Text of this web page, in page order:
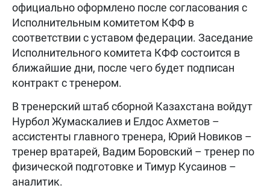
официально оформлено после согласования с
Исполнительным комитетом КФФ в
соответствии с уставом федерации. Заседание
Исполнительного комитета КФФ состоится в
ближайшие дни, после чего будет подписан
контракт с тренером.
В тренерский штаб сборной Казахстана войдут
Нурбол Жумаскалиев и Елдос Ахметов –
ассистенты главного тренера, Юрий Новиков –
тренер вратарей, Вадим Боровский – тренер по
физической подготовке и Тимур Кусаинов –
аналитик.